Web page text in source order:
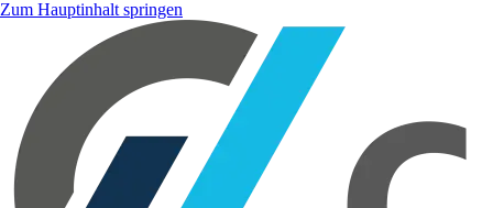
Zum Hauptinhalt springen